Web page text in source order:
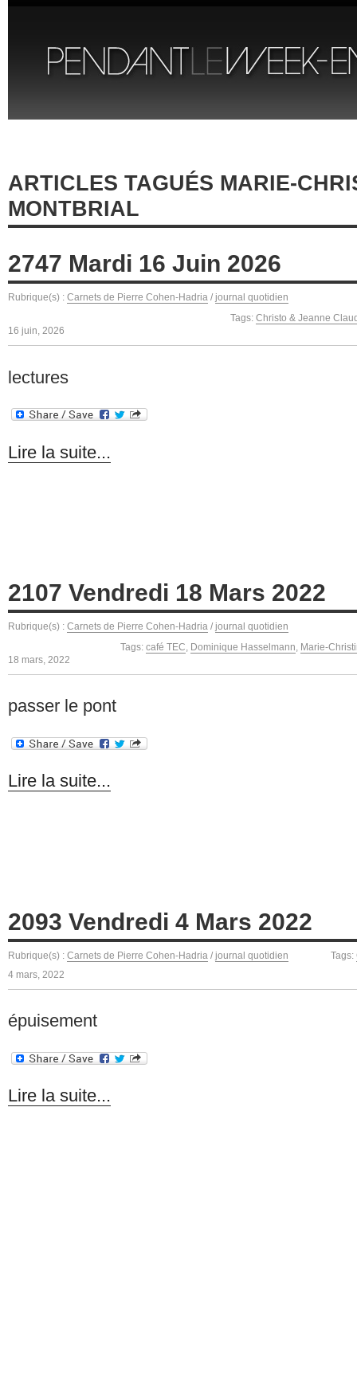
ARTICLES TAGUÉS MARIE-
MONTBRIAL
2747 Mardi 16 Juin 2026
Rubrique(s) : Carnets de Pierre Cohen-Hadria / journal quotidien
Tags: Christo & Jeanne
16 juin, 2026
lectures
Lire la suite...
2107 Vendredi 18 Mars 2022
Rubrique(s) : Carnets de Pierre Cohen-Hadria / journal quotidien
Tags: café TEC Dominique Hasselmann Marie-
18 mars, 2022
passer le pont
Lire la suite...
2093 Vendredi 4 Mars 2022
Rubrique(s) : Carnets de Pierre Cohen-Hadria / journal quotidien Tags:
4 mars, 2022
épuisement
Lire la suite...